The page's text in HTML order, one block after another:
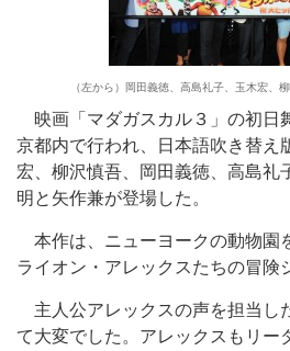
（左から）岡田義徳、高島礼子、玉木宏、
映画「マダガスカル３」の初日
京都内で行われ、日本語吹き替え
宏、柳沢慎吾、岡田義徳、高島礼
明と矢作兼が登場した。
本作は、ニューヨークの動物園
ライオン・アレックスたちの冒険
主人公アレックスの声を担当し
て大変でした。アレックスもリー